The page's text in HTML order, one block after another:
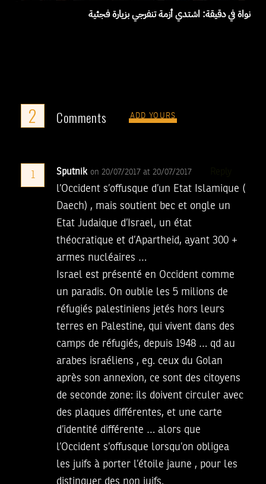
نواة في دقيقة: اشتدي أزمة تنفرجي بزيارة فجئية
2 Comments ADD YOURS
1 Sputnik on 20/07/2017 at 20/07/2017
l’Occident s’offusque d’un Etat Islamique (
Daech) , mais soutient bec et ongle un
Etat Judaique d’Israel, un état
théocratique et d’Apartheid, ayant 300 +
armes nucléaires …
Israel est présenté en Occident comme
un paradis. On oublie les 5 milions de
réfugiés palestiniens jetés hors leurs
terres en Palestine, qui vivent dans des
camps de réfugiés, depuis 1948 … qd au
arabes israéliens , eg. ceux du Golan
après son annexion, ce sont des citoyens
de seconde zone: ils doivent circuler avec
des plaques différentes, et une carte
d’identité différente … alors que
l’Occident s’offusque lorsqu’on obligea
les juifs à porter l’étoile jaune , pour les
distinguer des non juifs.